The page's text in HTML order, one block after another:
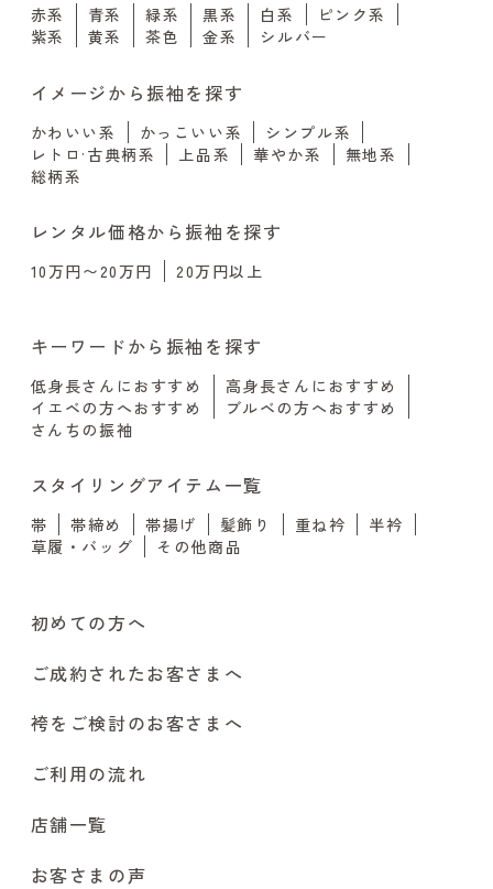
赤系 青系 緑系 黒系 白系
ピンク系
紫系
黄系 茶色 金系 シルバー
イメージから振袖を探す
かわいい系 かっこいい系
シンプル系
レトロ·古典柄系
上品系 華やか系
無地系
総柄系
レンタル価格から振袖を探す
10万円〜20万円 20万円以上
キーワードから振袖を探す
低身長さんにおすすめ
高身長さんにおすすめ
イエベの方へおすすめ
ブルベの方へおすすめ
さんちの振袖
スタイリングアイテム一覧
帯 帯締め 帯揚げ 髪飾り 重ね衿
半衿
草履・バッグ
その他商品
初めての方へ
ご成約されたお客さまへ
袴をご検討のお客さまへ
ご利用の流れ
店舗一覧
お客さまの声